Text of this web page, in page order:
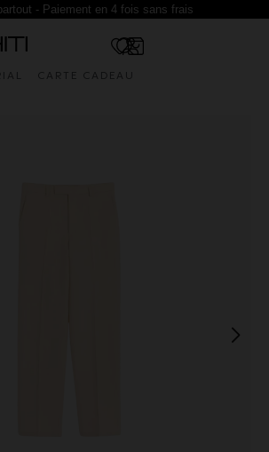
- Paiement en 4 fois sans frais
CARTE CADEAU